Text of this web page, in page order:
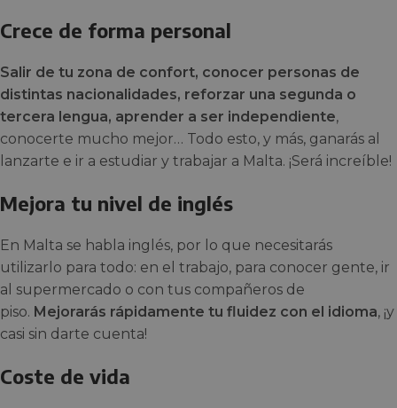
Crece de forma personal
Salir de tu zona de confort, conocer personas de
distintas nacionalidades, reforzar una segunda o
tercera lengua, aprender a ser independiente,
conocerte mucho mejor… Todo esto, y más, ganarás al
lanzarte e ir a estudiar y trabajar a Malta. ¡Será increíble!
Mejora tu nivel de inglés
En Malta se habla inglés, por lo que necesitarás
utilizarlo para todo: en el trabajo, para conocer gente, ir
al supermercado o con tus compañeros de
piso. Mejorarás rápidamente tu fluidez con el idioma, ¡y
casi sin darte cuenta!
Coste de vida